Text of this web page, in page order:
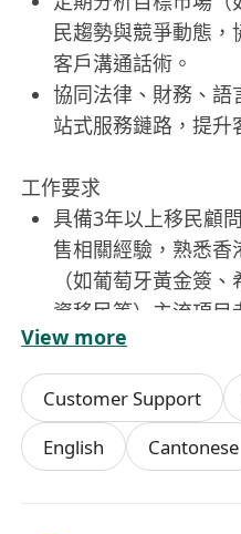
民趨勢與競爭動態
客戶溝通話術。
協同法律、財務、語
站式服務鏈路，提升
工作要求
具備3年以上移民顧
售相關經驗，熟悉香
（如葡萄牙黃金簽
資移民等）主流項目
精通中英文書面及口
讀簡報、客戶提案及
佳。
具備強大的客戶需求
擅長處理高淨值客戶
View more
Customer Support
English
Cantonese